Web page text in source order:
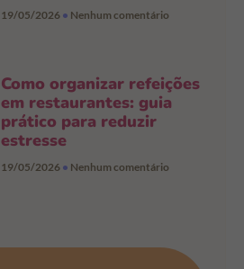
19/05/2026 Nenhum comentário
Como organizar refeições
em restaurantes: guia
prático para reduzir
estresse
19/05/2026 Nenhum comentário